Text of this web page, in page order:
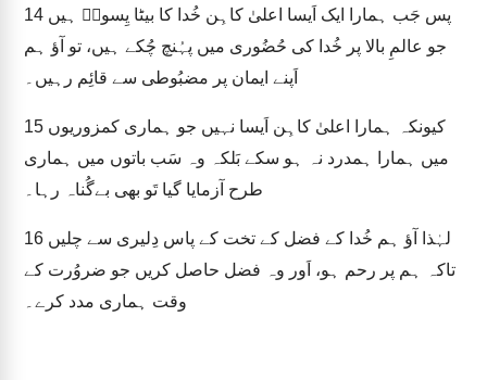
14
جو عالمِ بالا پر خُدا کی حُضُوری میں پہُنچ چُکے ہیں، تو آؤ ہم
اَپنے ایمان پر مضبُوطی سے قائِم رہیں۔
15
میں ہمارا ہمدرد نہ ہو سکے بَلکہ وہ سَب باتوں میں ہماری
طرح آزمایا گیا تَو بھی بےگُناہ رہا۔
16
تاکہ ہم پر رحم ہو، اَور وہ فضل حاصل کریں جو ضروُرت کے
وقت ہماری مدد کرے۔